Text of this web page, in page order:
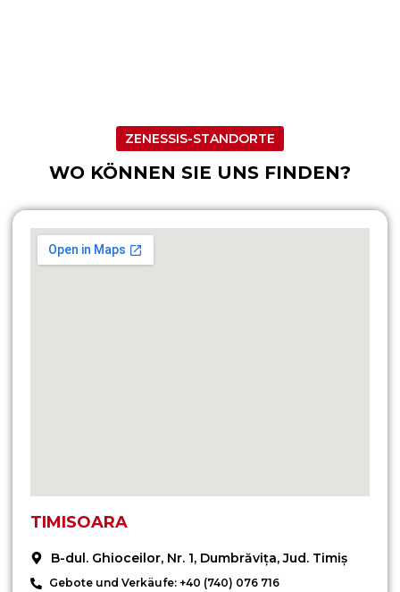
ZENESSIS-STANDORTE
WO KÖNNEN SIE UNS FINDEN?
TIMISOARA
B-dul. Ghioceilor, Nr. 1, Dumbrăvița, Jud. Timiș
Gebote und Verkäufe: +40 (740) 076 716